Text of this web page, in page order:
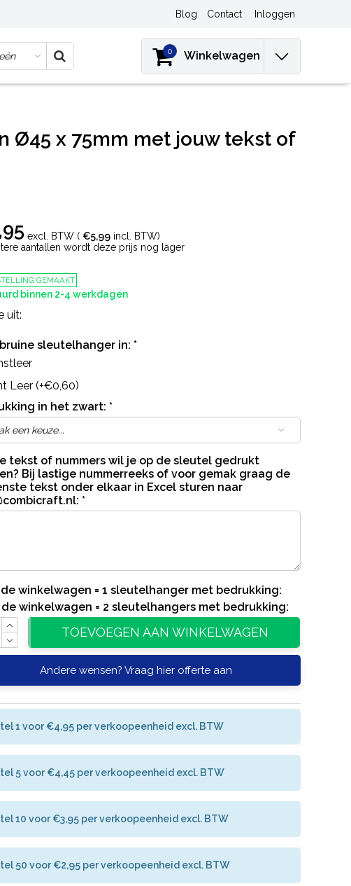
Blog Contact Inloggen
0 Winkelwagen
Ø45 x 75mm met jouw tekst of
excl. BTW ( €5,99 incl. BTW)
aantallen wordt deze prijs nog lager
GEMAAKT
binnen 2-4 werkdagen
uit:
sleutelhanger in: *
Leer (+€0,60)
in het zwart: *
tekst of nummers wil je op de sleutel gedrukt
Bij lastige nummerreeks of voor gemak graag de
tekst onder elkaar in Excel sturen naar
: *
de winkelwagen = 1 sleutelhanger met bedrukking:
de winkelwagen = 2 sleutelhangers met bedrukking:
TOEVOEGEN AAN WINKELWAGEN
Andere wensen? Vraag hier offerte aan
1 voor €4,95 per verkoopeenheid excl. BTW
5 voor €4,45 per verkoopeenheid excl. BTW
10 voor €3,95 per verkoopeenheid excl. BTW
50 voor €2,95 per verkoopeenheid excl. BTW